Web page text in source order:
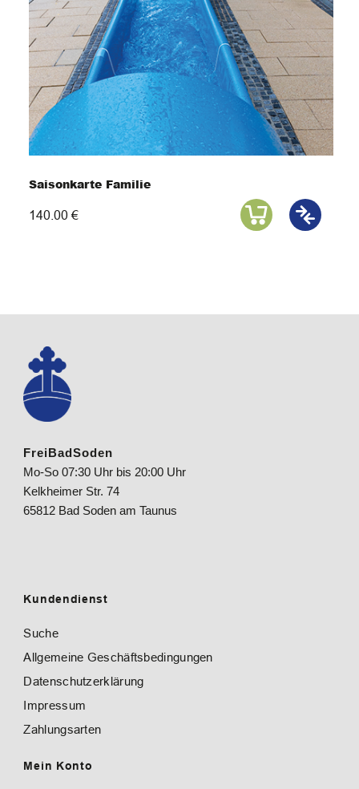
Saisonkarte Familie
140.00 €
FreiBadSoden
Mo-So 07:30 Uhr bis 20:00 Uhr
Kelkheimer Str. 74
65812 Bad Soden am Taunus
Kundendienst
Suche
Allgemeine Geschäftsbedingungen
Datenschutzerklärung
Impressum
Zahlungsarten
Mein Konto